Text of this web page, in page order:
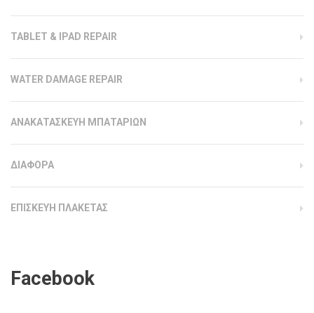
TABLET & IPAD REPAIR
WATER DAMAGE REPAIR
ΑΝΑΚΑΤΑΣΚΕΥΗ ΜΠΑΤΑΡΙΩΝ
ΔΙΑΦΟΡΑ
ΕΠΙΣΚΕΥΗ ΠΛΑΚΕΤΑΣ
Facebook